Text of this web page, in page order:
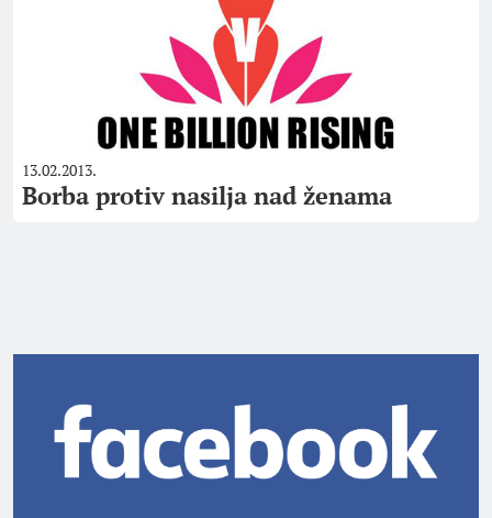
13.02.2013.
Borba protiv nasilja nad ženama